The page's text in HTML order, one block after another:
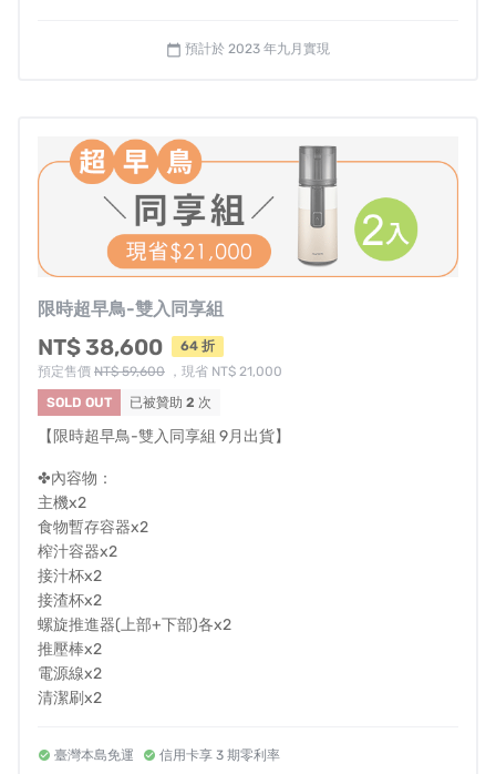
*若有台灣離島寄送需求請先私訊我們詢問，酌收運費
calendar_today 預計於 2023 年九月實現
限時超早鳥-雙入同享組
NT$ 38,600
64 折
預定售價 NT$ 59,600 ，現省 NT$ 21,000
SOLD OUT
已被贊助 2 次
【限時超早鳥-雙入同享組 9月出貨】
✤內容物：
主機x2
食物暫存容器x2
榨汁容器x2
接汁杯x2
接渣杯x2
螺旋推進器(上部+下部)各x2
推壓棒x2
電源線x2
清潔刷x2
---------------
臺灣本島免運 信用卡享 3 期零利率